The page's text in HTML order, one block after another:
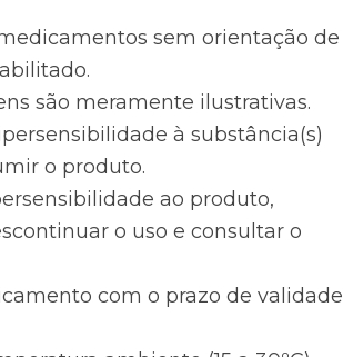
sem orientação de
são meramente ilustrativas.
à substância(s)
o produto.
ao produto,
o uso e consultar o
com o prazo de validade